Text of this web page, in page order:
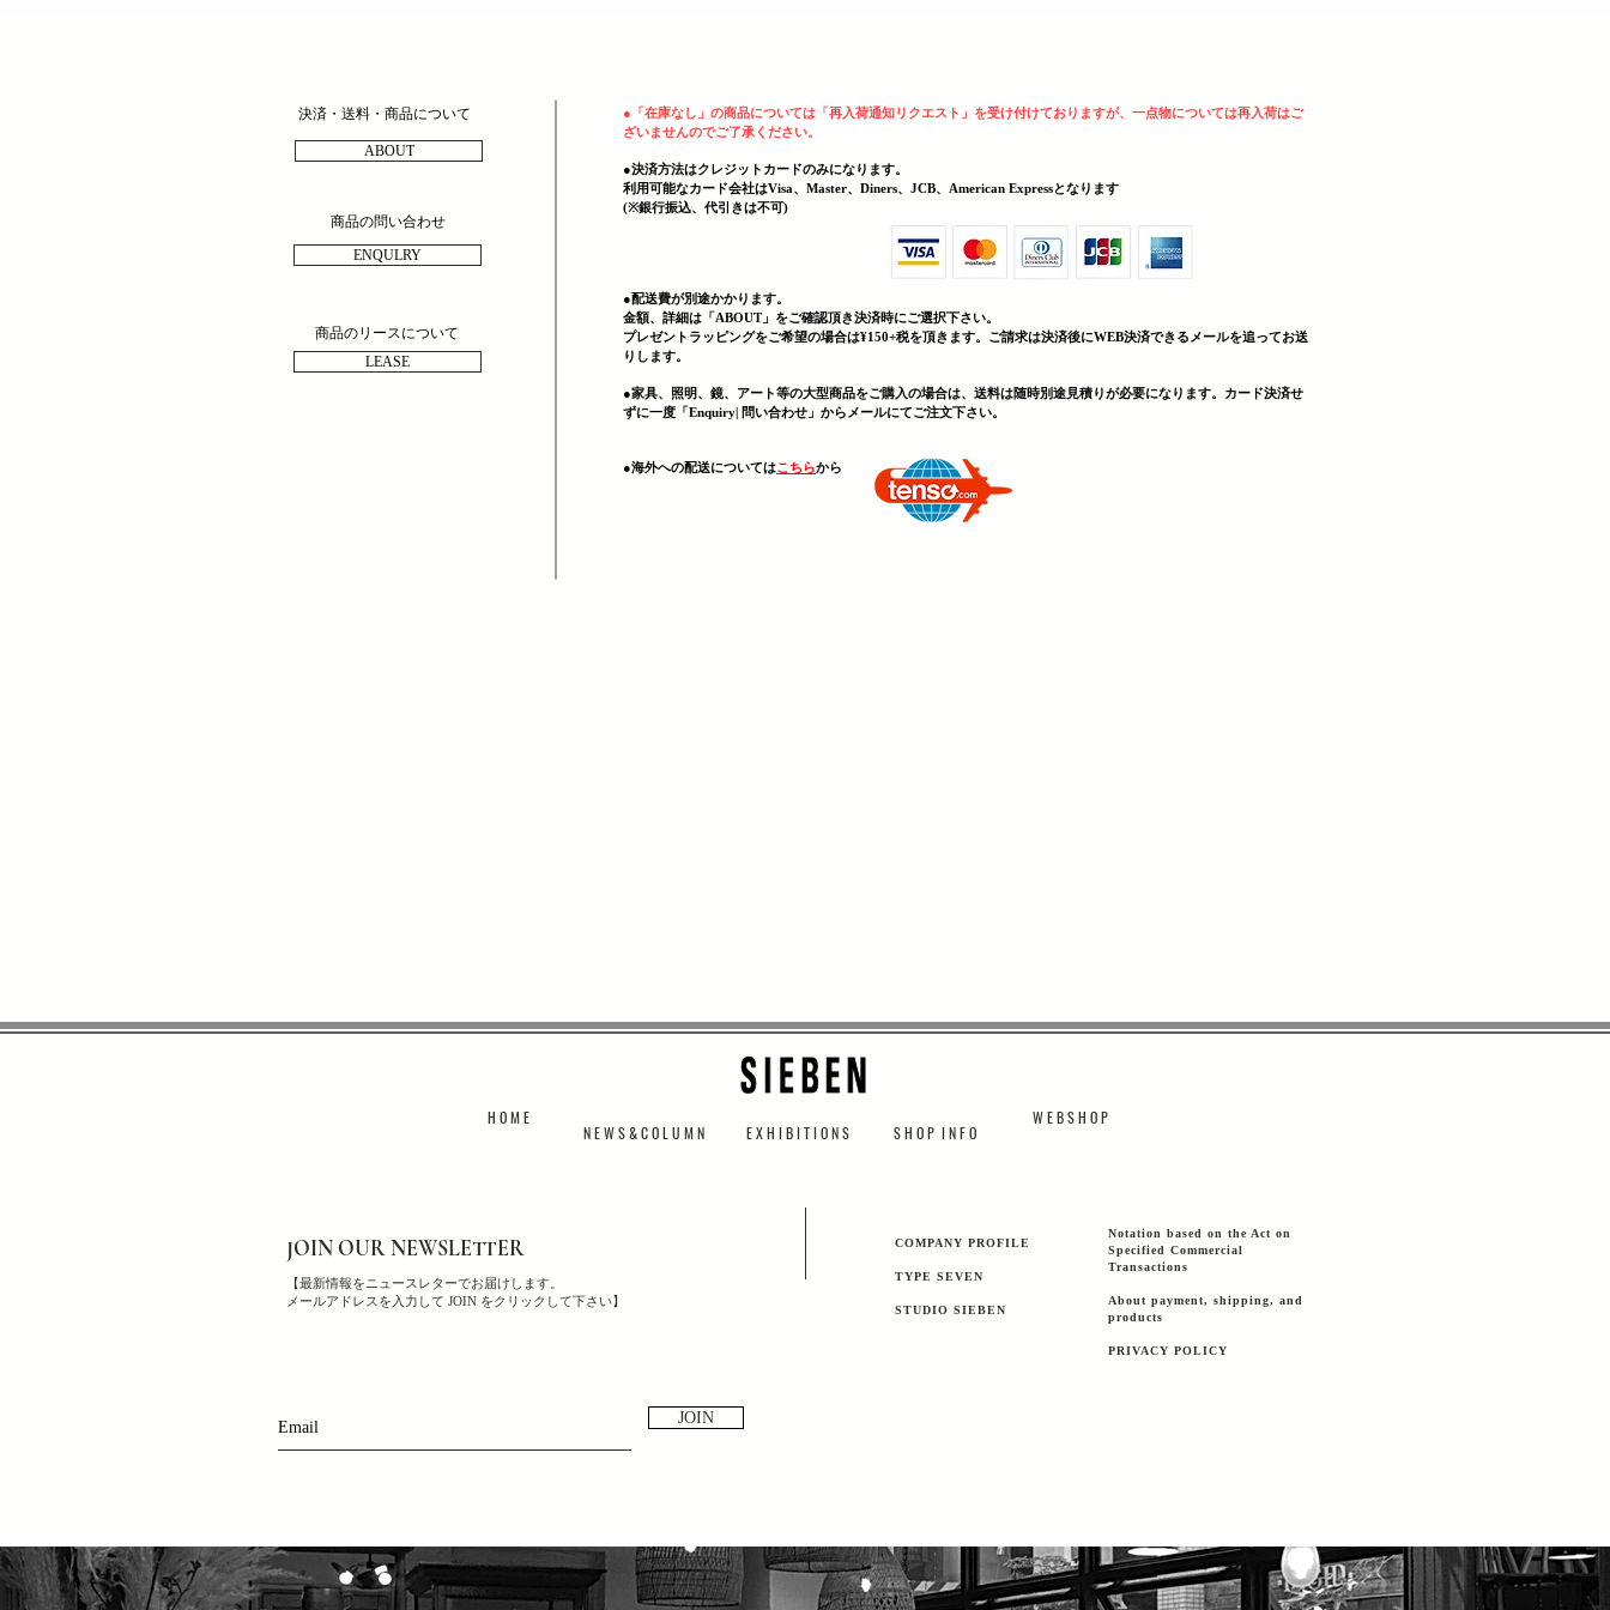
決済・送料・商品について
商品の問い合わせ
商品のリースについて
● 「在庫なし」の商品については「再入荷通知リクエスト」を受け付けておりますが、一点物については再入荷はご
ざいませんのでご了承ください。
●決済方法はクレジットカードのみになります。
利用可能なカード会社はVisa、Master、Diners、JCB、American Expressとなります
(​※銀行振込、代引きは不可)
●配送費が別途かかります。
金額、詳細は「ABOUT」をご確認頂き決済時にご選択下さい。
プレゼントラッピングをご希望の場合は¥150+税を頂きます。ご請求は決済後にWEB決済できる メールを追ってお送
りします。
●家具、照明、鏡、 アート等の大型商品をご購入の場合は、送料は随時別途見積りが必要になります。カード決済せ
ずに一度「Enquiry| 問い合わせ」からメールにてご注文下さい。
​●海外への配送についてはこちらから
ABOUT
ENQULRY
LEASE
H O M E
N E W S & C O L U M N ​E X H I B I T I O N S S H O P I N F O
W E B S H O P
JOIN OUR NEWSLETTER
【最新情報をニュースレターでお届けします。
メールアドレスを入力して JOIN をクリックして下さい】
JOIN
​COMPANY PROFILE
TYPE SEVEN
​STUDIO SIEBEN
Notation based on the Act on
Specified Commercial
Transactions
About payment, shipping, and
products
PRIVACY POLICY